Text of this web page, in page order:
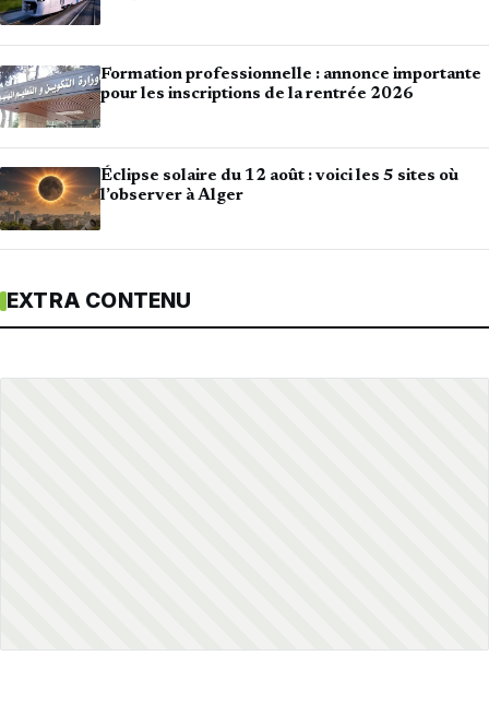
Formation professionnelle : annonce importante
pour les inscriptions de la rentrée 2026
Éclipse solaire du 12 août : voici les 5 sites où
l’observer à Alger
EXTRA CONTENU